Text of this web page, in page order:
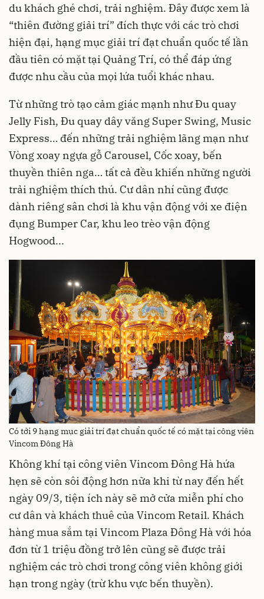
du khách ghé chơi, trải nghiệm. Đây được xem là
“thiên đường giải trí” đích thực với các trò chơi
hiện đại, hạng mục giải trí đạt chuẩn quốc tế lần
đầu tiên có mặt tại Quảng Trí, có thể đáp ứng
được nhu cầu của mọi lứa tuổi khác nhau.
Từ những trò tạo cảm giác mạnh như Đu quay
Jelly Fish, Đu quay dây văng Super Swing, Music
Express… đến những trải nghiệm lãng mạn như
Vòng xoay ngựa gỗ Carousel, Cốc xoay, bến
thuyền thiên nga… tất cả đều khiến những người
trải nghiệm thích thú. Cư dân nhí cũng được
dành riêng sân chơi là khu vận động với xe điện
đụng Bumper Car, khu leo trèo vận động
Hogwood...
Có tới 9 hạng mục giải trí đạt chuẩn quốc tế có mặt tại công viên
Vincom Đông Hà
Không khí tại công viên Vincom Đông Hà hứa
hẹn sẽ còn sôi động hơn nữa khi từ nay đến hết
ngày 09/3, tiện ích này sẽ mở cửa miễn phí cho
cư dân và khách thuê của Vincom Retail. Khách
hàng mua sắm tại Vincom Plaza Đông Hà với hóa
đơn từ 1 triệu đồng trở lên cũng sẽ được trải
nghiệm các trò chơi trong công viên không giới
hạn trong ngày (trừ khu vực bến thuyền).